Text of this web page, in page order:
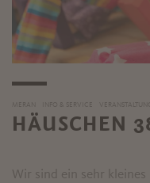
MERAN INFO & SERVICE
HÄUSCHEN
Wir sind ein sehr kleines